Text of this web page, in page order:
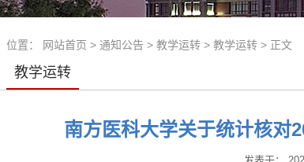
位置： 网站首页 > 通知公告 > 教学运转 > 教学运转 > 正文
教学运转
南方医科大学关于统计核对